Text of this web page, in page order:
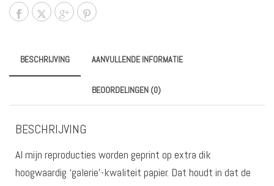
BESCHRIJVING AANVULLENDE INFORMATIE
BEOORDELINGEN (0)
BESCHRIJVING
Al mijn reproducties worden geprint op extra dik
hoogwaardig ‘galerie’-kwaliteit papier. Dat houdt in dat de